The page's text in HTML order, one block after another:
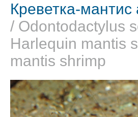
Креветка-мантис
/ Odontodactylus
Harlequin mantis
mantis shrimp